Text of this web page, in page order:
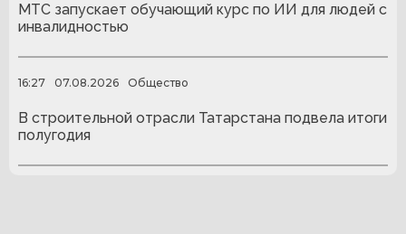
МТС запускает обучающий курс по ИИ для людей с
инвалидностью
16:27 07.08.2026 Общество
В строительной отрасли Татарстана подвела итоги
полугодия